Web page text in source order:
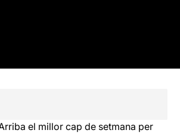
el millor cap de setmana per